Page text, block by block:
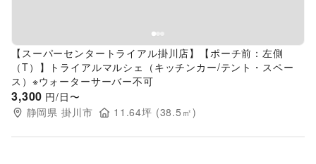
【スーパーセンタートライアル掛川店】【ポーチ前：左側
（T）】トライアルマルシェ（キッチンカー/テント・スペー
ス）※ウォーターサーバー不可
3,300 円/日〜
静岡県 掛川市 11.64坪 (38.5 ㎡)